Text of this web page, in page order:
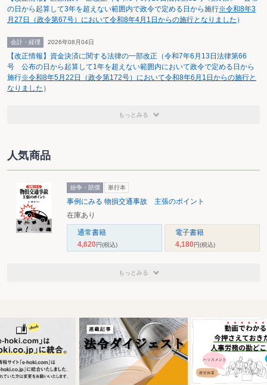
の日から起算して3年を超えない範囲内で政令で定める日から施行※令和8年3
月27日（政令第67号）において令和8年4月1日からの施行となりました ）
会計・経理 2026年08月04日
【改正情報】資金決済に関する法律の一部改正（令和7年6月13日法律第66
号 公布の日から起算して1年を超えない範囲内において政令で定める日から
施行※令和8年5月22日（政令第172号）において令和8年6月1日からの施行と
なりました ）
もっとみる
人気商品
紛争・賠償 単行本
事例にみる 物損交通事故 主張のポイント
在庫あり
通常書籍
4,620円(税込)
電子書籍
4,180円(税込)
もっとみる